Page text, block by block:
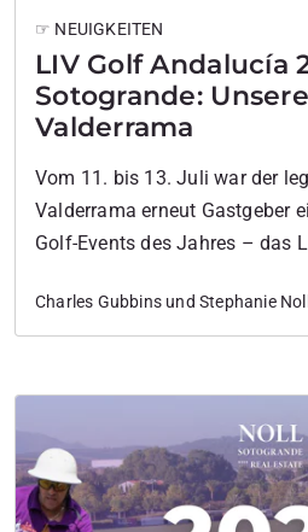
LIV Golf Andalucía
Sotogrande:
Valderrama
☞ NEUIGKEITEN
Vom 11. bis 13. Juli war der
Valderrama erneut Gastgeber
Golf-Events des Jahres – das
hätte ich mich nicht mehr
teilzunehmen.
Charles Gubbins und Stephanie